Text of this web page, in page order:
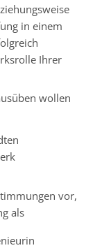
in einem
Ihrer
wollen
vor,
als